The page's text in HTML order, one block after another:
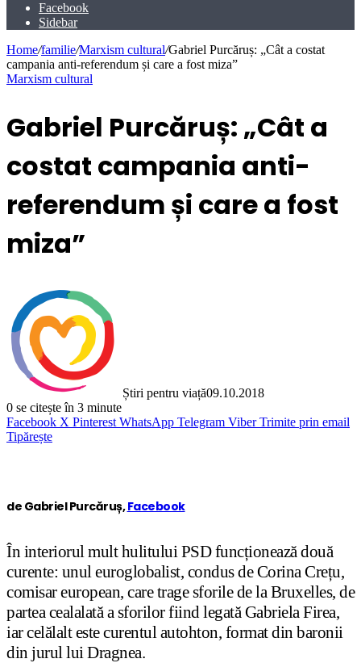
Facebook
Sidebar
Home/familie/Marxism cultural/Gabriel Purcăruș: „Cât a costat
campania anti-referendum și care a fost miza”
Marxism cultural
Gabriel Purcăruș: „Cât a
costat campania anti-
referendum și care a fost
miza”
Știri pentru viață09.10.2018
0 se citește în 3 minute
Facebook X Pinterest WhatsApp Telegram Viber Trimite prin email
Tipărește
de Gabriel Purcăruș,Facebook
În interiorul mult hulitului PSD funcționează două
curente: unul euroglobalist, condus de Corina Crețu,
comisar european, care trage sforile de la Bruxelles, de
partea cealalată a sforilor fiind legată Gabriela Firea,
iar celălalt este curentul autohton, format din baronii
din jurul lui Dragnea.